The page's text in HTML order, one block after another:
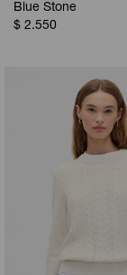
Blue Stone
$ 2.550